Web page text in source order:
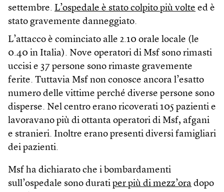
settembre. L’ospedale è stato colpito più volte ed è
stato gravemente danneggiato.
L’attacco è cominciato alle 2.10 orale locale (le
0.40 in Italia). Nove operatori di Msf sono rimasti
uccisi e 37 persone sono rimaste gravemente
ferite. Tuttavia Msf non conosce ancora l’esatto
numero delle vittime perché diverse persone sono
disperse. Nel centro erano ricoverati 105 pazienti e
lavoravano più di ottanta operatori di Msf, afgani
e stranieri. Inoltre erano presenti diversi famigliari
dei pazienti.
Msf ha dichiarato che i bombardamenti
sull’ospedale sono durati per più di mezz’ora dopo